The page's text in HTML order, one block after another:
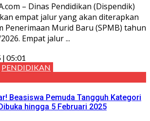
– Dinas Pendidikan (Dispendik)
empat jalur yang akan diterapkan
Penerimaan Murid Baru (SPMB) tahun
Empat jalur ...
| 05:01
PENDIDIKAN
Beasiswa Pemuda Tangguh Kategori
hingga 5 Februari 2025